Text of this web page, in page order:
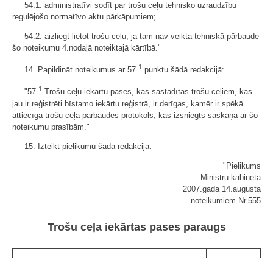
54.1. administratīvi sodīt par trošu ceļu tehnisko uzraudzību
regulējošo normatīvo aktu pārkāpumiem;
54.2. aizliegt lietot trošu ceļu, ja tam nav veikta tehniskā pārbaude
šo noteikumu 4.nodaļā noteiktajā kārtībā."
14. Papildināt noteikumus ar 57.1 punktu šādā redakcijā:
"57.1 Trošu ceļu iekārtu pases, kas sastādītas trošu ceļiem, kas
jau ir reģistrēti bīstamo iekārtu reģistrā, ir derīgas, kamēr ir spēkā
attiecīgā trošu ceļa pārbaudes protokols, kas izsniegts saskaņā ar šo
noteikumu prasībām."
15. Izteikt pielikumu šādā redakcijā:
"Pielikums
Ministru kabineta
2007.gada 14.augusta
noteikumiem Nr.555
Trošu ceļa iekārtas pases paraugs